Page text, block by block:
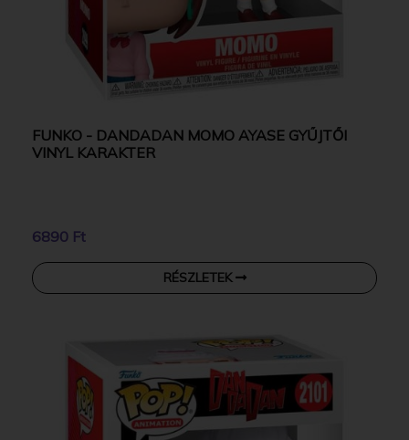
FUNKO - DANDADAN MOMO AYASE GYŰJTŐI
VINYL KARAKTER
6890 Ft
RÉSZLETEK